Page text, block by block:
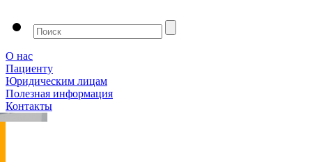
О нас
Пациенту
Юридическим лицам
Полезная информация
Контакты